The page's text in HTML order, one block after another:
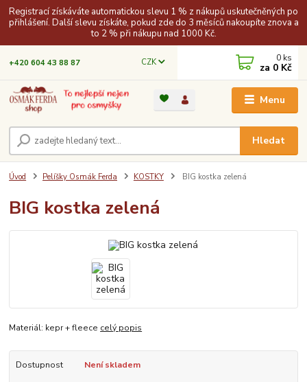
Registrací získáváte automatickou slevu 1 % z nákupů uskutečněných po
přihlášení. Další slevu získáte, pokud zde do 3 měsíců nakoupíte znova a
to 2 % při nákupu nad 1000 Kč.
Menu
CZK
Hledat
+420 604 43 88 87 0 ks
za 0 Kč
Úvod Pelíšky Osmák Ferda KOSTKY BIG kostka zelená
BIG kostka zelená
Materiál: kepr + fleece celý popis
Dostupnost Není skladem